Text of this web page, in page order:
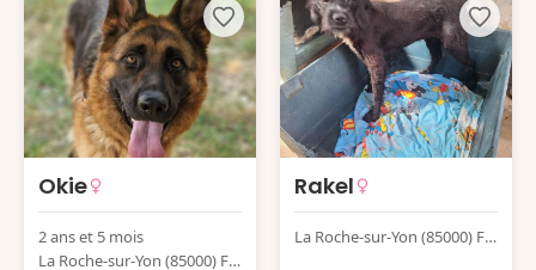
Okie
2 ans et 5 mois
La Roche-sur-Yon (85000) Fr
Rakel
La Roche-sur-Yon (85000) Fr